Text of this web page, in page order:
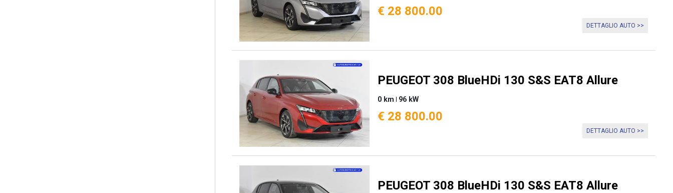
€ 28 800.00
DETTAGLIO AUTO >>
PEUGEOT 308 BlueHDi 130 S&S EAT8 Allure
0 km 96 kW
€ 28 800.00
DETTAGLIO AUTO >>
PEUGEOT 308 BlueHDi 130 S&S EAT8 Allure